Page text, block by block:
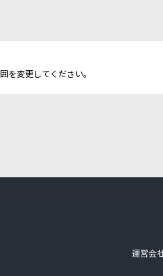
を変更してください。
運営会